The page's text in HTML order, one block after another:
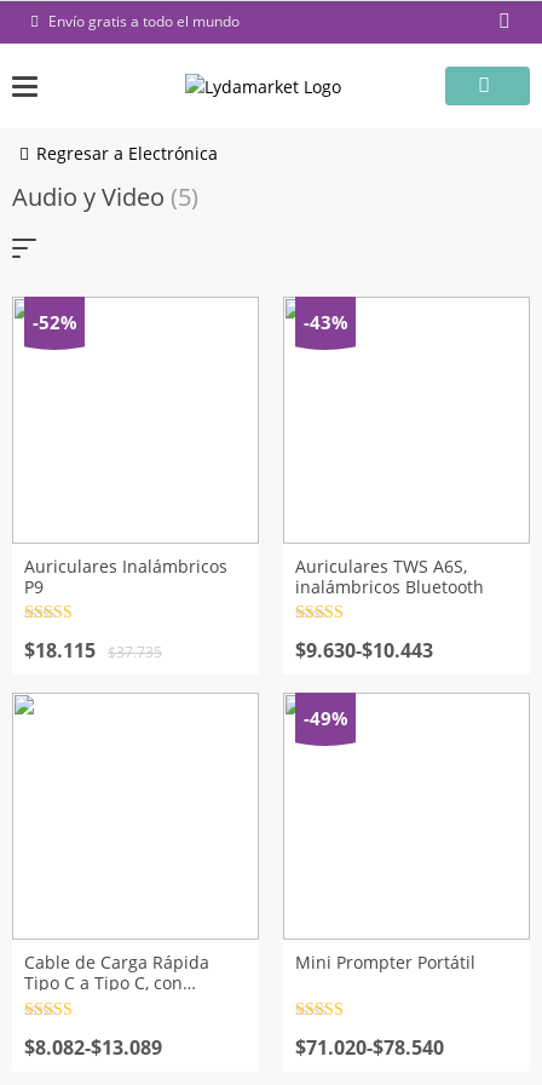
Saltar Envío gratis a todo el mundo
Regresar a Electrónica
Audio y Video (5)
-52%
Auriculares Inalámbricos
P9
con4.5de
5
$37.735
El
original
era:
$18.115
El
actual
es:
-43%
Auriculares TWS A6S,
inalámbricos Bluetooth
con4.5de
5
$9.630-$10.443
Rango
precios:
desde
$9.630
Cable de Carga Rápida
Tipo C a Tipo C, con
Pantalla Digital
con4.5de
5
$8.082-$13.089
Rango
-49%
Mini Prompter Portátil
con4.5de
5
$71.020-$78.540
Rango